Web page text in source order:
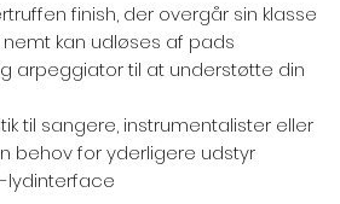
finish, der overgår sin klasse
kan udløses af pads
arpeggiator til at understøtte din
til sangere, instrumentalister eller
for yderligere udstyr
lydinterface